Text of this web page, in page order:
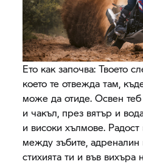
Ето как започва: Твоето
което те отвежда там,
може да отиде. Освен
и чакъл, през вятър и
и високи хълмове. Радост
между зъбите, адреналин
стихията ти и във вихъра